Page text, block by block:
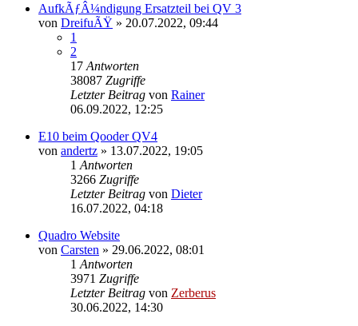
AufkÃƒÂ¼ndigung Ersatzteil bei QV 3
von DreifuÃŸ » 20.07.2022, 09:44
1
2
17 Antworten
38087 Zugriffe
Letzter Beitrag von Rainer
06.09.2022, 12:25
E10 beim Qooder QV4
von andertz » 13.07.2022, 19:05
1 Antworten
3266 Zugriffe
Letzter Beitrag von Dieter
16.07.2022, 04:18
Quadro Website
von Carsten » 29.06.2022, 08:01
1 Antworten
3971 Zugriffe
Letzter Beitrag von Zerberus
30.06.2022, 14:30